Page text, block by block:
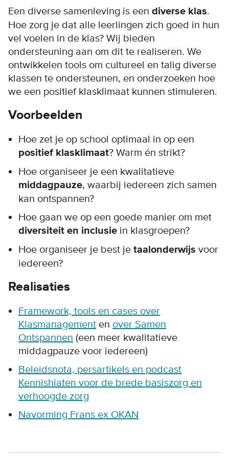
Een diverse samenleving is een diverse klas.
Hoe zorg je dat alle leerlingen zich goed in hun
vel voelen in de klas? Wij bieden
ondersteuning aan om dit te realiseren. We
ontwikkelen tools om cultureel en talig diverse
klassen te ondersteunen, en onderzoeken hoe
we een positief klasklimaat kunnen stimuleren.
Voorbeelden
Hoe zet je op school optimaal in op een
positief klasklimaat? Warm én strikt?
Hoe organiseer je een kwalitatieve
middagpauze, waarbij iedereen zich samen
kan ontspannen?
Hoe gaan we op een goede manier om met
diversiteit en inclusie in klasgroepen?
Hoe organiseer je best je taalonderwijs voor
iedereen?
Realisaties
Framework, tools en cases over
Klasmanagement en over Samen
Ontspannen (een meer kwalitatieve
middagpauze voor iedereen)
Beleidsnota, persartikels en podcast
Kennishiaten voor de brede basiszorg en
verhoogde zorg
Navorming Frans ex OKAN